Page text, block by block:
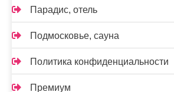
Парадис, отель
Подмосковье, сауна
Политика конфиденциальности
Премиум